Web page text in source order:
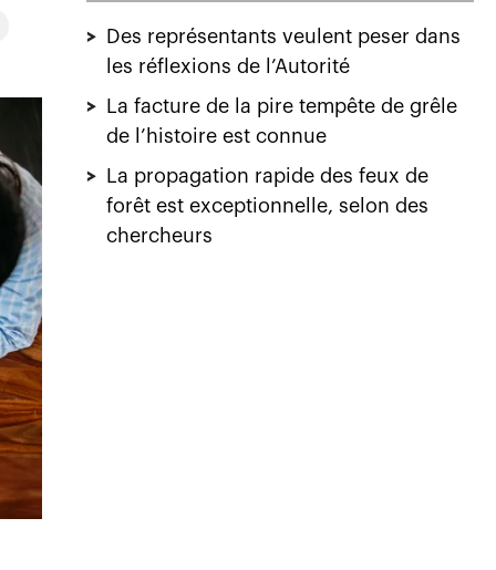
>
Des représentants veulent peser dans
les réflexions de l’Autorité
>
La facture de la pire tempête de grêle
de l’histoire est connue
>
La propagation rapide des feux de
forêt est exceptionnelle, selon des
chercheurs